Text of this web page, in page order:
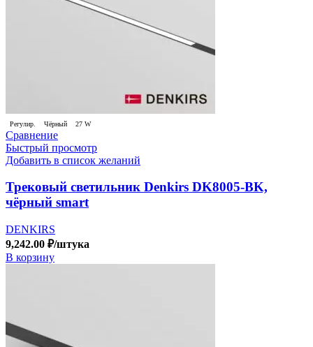
Регулир. Чёрный 27 W
Сравнение
Быстрый просмотр
Добавить в список желаний
Трековый светильник Denkirs DK8005-BK,
чёрный smart
DENKIRS
9,242.00 ₽/штука
В корзину